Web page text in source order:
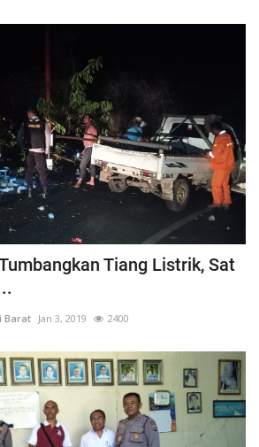
Tiang Listrik, Sat
Barat Jan 3, 2019 2400